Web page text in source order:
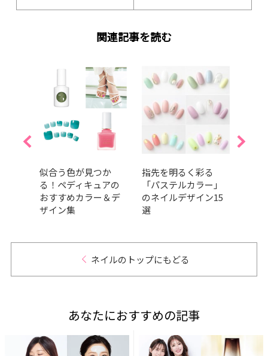
関連記事を読む
似合う色が見つか
る！ペディキュアの
おすすめカラー＆デ
ザイン集
指先を明るく彩る
「パステルカラー」
のネイルデザイン15
選
ネイルのトップにもどる
あなたにおすすめの記事